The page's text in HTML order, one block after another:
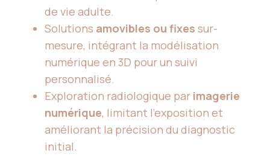
de vie adulte.
Solutions amovibles ou fixes sur-
mesure, intégrant la modélisation
numérique en 3D pour un suivi
personnalisé.
Exploration radiologique par imagerie
numérique, limitant l’exposition et
améliorant la précision du diagnostic
initial.